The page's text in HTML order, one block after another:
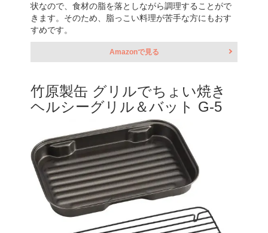
状なので、食材の脂を落としながら調理することがで
きます。そのため、脂っこい料理が苦手な方にもおす
すめです。
Amazonで見る
竹原製缶 グリルでちょい焼き
ヘルシーグリル＆バット G-5